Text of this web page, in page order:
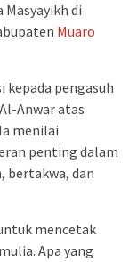
di
Muaro
kepada pengasuh
Anwar atas
menilai
penting dalam
bertakwa, dan
mencetak
Apa yang